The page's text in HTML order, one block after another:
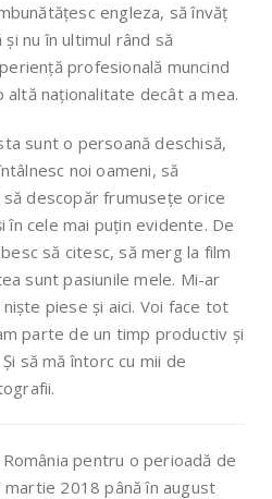
engleza, să învăț
nu în ultimul rând să
profesională muncind
altă naționalitate decât a mea.
sunt o persoană deschisă,
noi oameni, să
descopăr frumusețe orice
în cele mai puțin evidente. De
să citesc, să merg la film
sunt pasiunile mele. Mi-ar
piese și aici. Voi face tot
parte de un timp productiv și
să mă întorc cu mii de
pentru o perioadă de
martie 2018 până în august